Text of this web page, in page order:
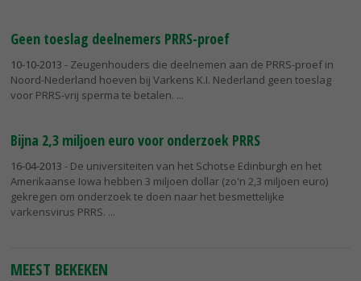
Geen toeslag deelnemers PRRS-proef
10-10-2013 - Zeugenhouders die deelnemen aan de PRRS-proef in
Noord-Nederland hoeven bij Varkens K.I. Nederland geen toeslag
voor PRRS-vrij sperma te betalen.
Bijna 2,3 miljoen euro voor onderzoek PRRS
16-04-2013 - De universiteiten van het Schotse Edinburgh en het
Amerikaanse Iowa hebben 3 miljoen dollar (zo'n 2,3 miljoen euro)
gekregen om onderzoek te doen naar het besmettelijke
varkensvirus PRRS.
MEEST BEKEKEN